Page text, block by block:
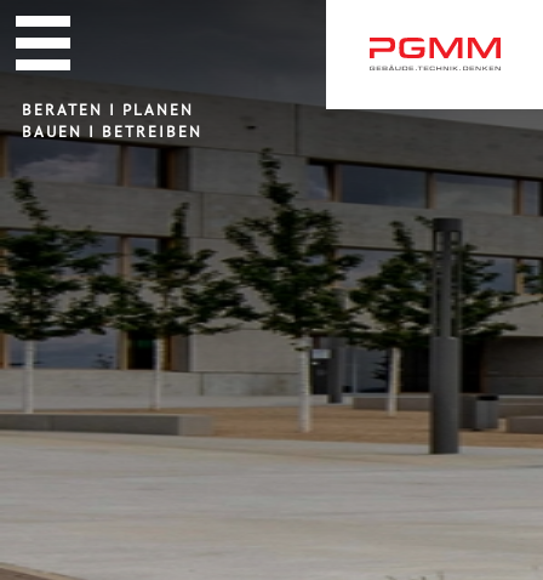
überspringen
BERATEN I PLANEN
BAUEN I BETREIBEN